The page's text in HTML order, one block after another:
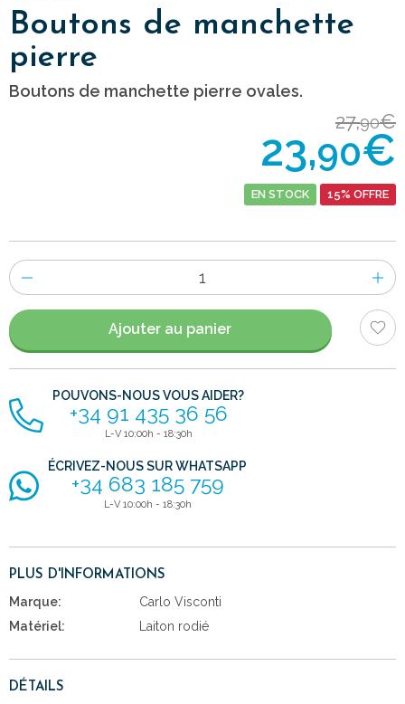
Boutons de manchette
pierre
Boutons de manchette pierre ovales.
27,90€
23,90€
EN STOCK 15% OFFRE
Nombre
d'items
Ajouter au panier
POUVONS-NOUS VOUS AIDER?
+34 91 435 36 56
L-V 10:00h - 18:30h
ÉCRIVEZ-NOUS SUR WHATSAPP
+34 683 185 759
L-V 10:00h - 18:30h
PLUS D'INFORMATIONS
Marque:
Carlo Visconti
Matériel:
Laiton rodié
DÉTAILS